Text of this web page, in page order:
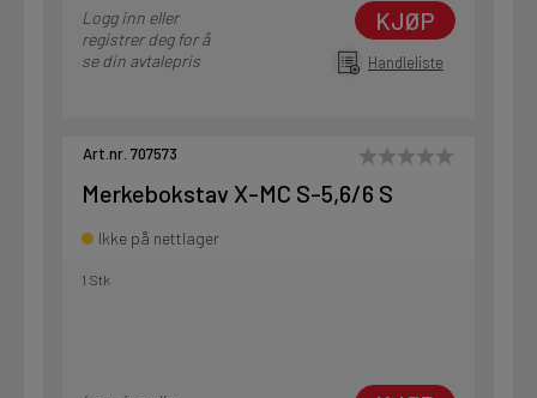
Logg inn eller
registrer deg for å
se din avtalepris
KJØP
Handleliste
Art.nr. 707573
Merkebokstav X-MC S-5,6/6 S
Ikke på nettlager
1 Stk